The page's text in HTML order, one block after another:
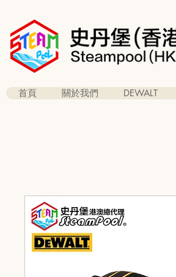
首頁 關於我們 DEWALT